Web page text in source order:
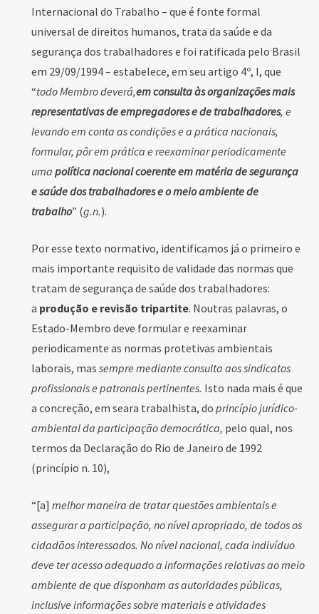
Internacional do Trabalho – que é fonte formal
universal de direitos humanos, trata da saúde e da
segurança dos trabalhadores e foi ratificada pelo Brasil
em 29/09/1994 – estabelece, em seu artigo 4º, I, que
“todo Membro deverá,em consulta às organizações mais
representativas de empregadores e de trabalhadores, e
levando em conta as condições e a prática nacionais,
formular, pôr em prática e reexaminar periodicamente
uma política nacional coerente em matéria de segurança
e saúde dos trabalhadores e o meio ambiente de
trabalho” (g.n.).
Por esse texto normativo, identificamos já o primeiro e
mais importante requisito de validade das normas que
tratam de segurança de saúde dos trabalhadores:
a produção e revisão tripartite. Noutras palavras, o
Estado-Membro deve formular e reexaminar
periodicamente as normas protetivas ambientais
laborais, mas sempre mediante consulta aos sindicatos
profissionais e patronais pertinentes. Isto nada mais é que
a concreção, em seara trabalhista, do princípio jurídico-
ambiental da participação democrática, pelo qual, nos
termos da Declaração do Rio de Janeiro de 1992
(princípio n. 10),
“[a] melhor maneira de tratar questões ambientais e
assegurar a participação, no nível apropriado, de todos os
cidadãos interessados. No nível nacional, cada indivíduo
deve ter acesso adequado a informações relativas ao meio
ambiente de que disponham as autoridades públicas,
inclusive informações sobre materiais e atividades